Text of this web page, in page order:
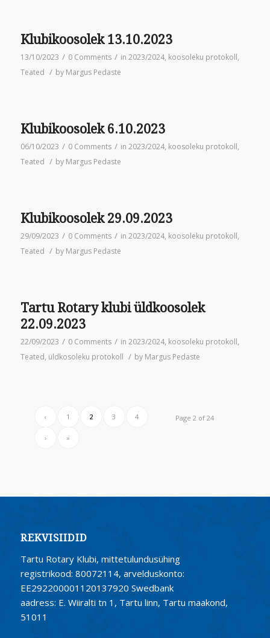
Klubikoosolek 13.10.2023
13/10/2023 / 0 Comments / in 2023/2024, koosoleku protokoll,
Teated / by Margus Pedaste
Klubikoosolek 6.10.2023
06/10/2023 / 0 Comments / in 2023/2024, koosoleku protokoll,
Teated / by Margus Pedaste
Klubikoosolek 29.09.2023
29/09/2023 / 0 Comments / in 2023/2024, koosoleku protokoll,
Teated / by Margus Pedaste
Tartu Rotary klubi üldkoosolek
22.09.2023
22/09/2023 / 0 Comments / in 2023/2024, koosoleku protokoll,
Teated, üldkosoleku protokoll / by Margus Pedaste
Page 2 of 24
‹ 1 2 3 4
› »
REKVISIIDID
Tartu Rotary Klubi, mittetulundusühing
registrikood: 80072114, arvelduskonto:
EE292200001120137920 Swedbank
aadress: E. Wiiralti tn 1, Tartu linn, Tartu maakond,
51011